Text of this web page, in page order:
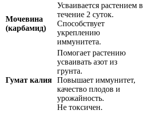
Мочевина
(карбамид)
Усваивается растением в
течение 2 суток.
Способствует
укреплению
иммунитета.
Гумат калия
Помогает растению
усваивать азот из
грунта.
Повышает иммунитет,
качество плодов и
урожайность.
Не токсичен.